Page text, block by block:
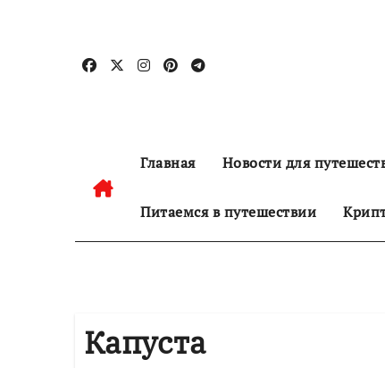
содержанию
Главная Новости для
Питаемся в путешествии
Капуста